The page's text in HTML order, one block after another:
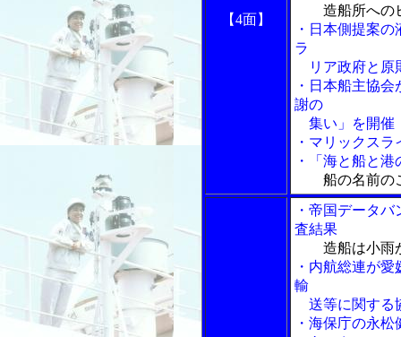
【4面】
造船所への
・日本側提案
ラ
リア政府と原
・日本船主協
謝の
集い」を開催
・マリックス
・「海と船と
船の名前
・帝国データ
査結果
造船は小雨
・内航総連が
輸
送等に関する
・海保庁の永